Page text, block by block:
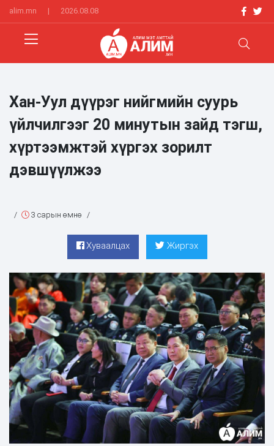
alim.mn | 2026.08.08
Хан-Уул дүүрэг нийгмийн суурь
үйлчилгээг 20 минутын зайд тэгш,
хүртээмжтэй хүргэх зорилт
дэвшүүлжээ
/ 3 сарын өмнө /
Хуваалцах Жиргэх